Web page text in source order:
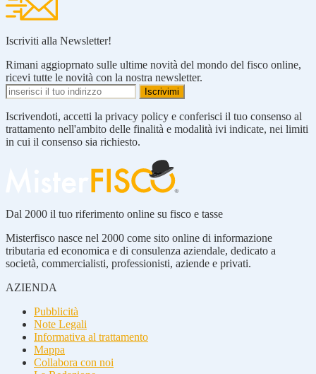
Iscriviti alla Newsletter!
Rimani aggioprnato sulle ultime novità del mondo del fisco online,
ricevi tutte le novità con la nostra newsletter.
Iscrivendoti, accetti la privacy policy e conferisci il tuo consenso al
trattamento nell'ambito delle finalità e modalità ivi indicate, nei limiti
in cui il consenso sia richiesto.
Dal 2000 il tuo riferimento online su fisco e tasse
Misterfisco nasce nel 2000 come sito online di informazione
tributaria ed economica e di consulenza aziendale, dedicato a
società, commercialisti, professionisti, aziende e privati.
AZIENDA
Pubblicità
Note Legali
Informativa al trattamento
Mappa
Collabora con noi